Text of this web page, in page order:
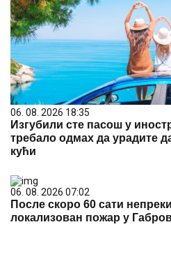
06. 08. 2026 18:35
Изгубили сте пасош у
требало одмах да урадите
кући
06. 08. 2026 07:02
После скоро 60 сати
локализован пожар у